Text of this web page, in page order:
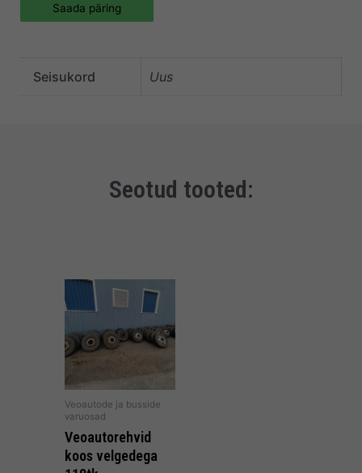
Saada päring
Seisukord Uus
Seotud tooted:
Veoautode ja busside
varuosad
Veoautorehvid
koos velgedega